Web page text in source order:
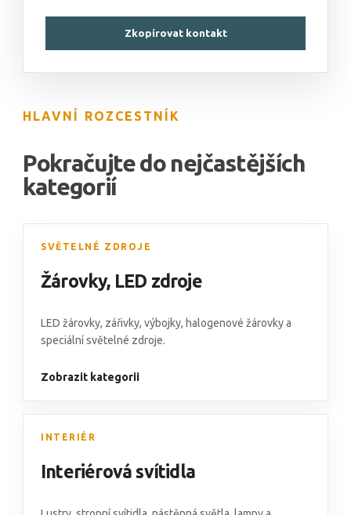
Zkopírovat kontakt
HLAVNÍ ROZCESTNÍK
Pokračujte do nejčastějších
kategorií
SVĚTELNÉ ZDROJE
Žárovky, LED zdroje
LED žárovky, zářivky, výbojky, halogenové žárovkya
speciální světelné zdroje.
Zobrazit kategorii
INTERIÉR
Interiérová svítidla